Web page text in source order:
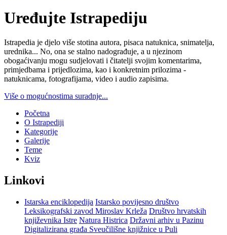
Uređujte Istrapediju
Istrapedia je djelo više stotina autora, pisaca natuknica, snimatelja,
urednika... No, ona se stalno nadograđuje, a u njezinom
obogaćivanju mogu sudjelovati i čitatelji svojim komentarima,
primjedbama i prijedlozima, kao i konkretnim prilozima -
natuknicama, fotografijama, video i audio zapisima.
Više o mogućnostima suradnje...
Početna
O Istrapediji
Kategorije
Galerije
Teme
Kviz
Linkovi
Istarska enciklopedija Istarsko povijesno društvo
Leksikografski zavod Miroslav Krleža Društvo hrvatskih
književnika Istre Natura Histrica Državni arhiv u Pazinu
Digitalizirana građa Sveučilišne knjižnice u Puli